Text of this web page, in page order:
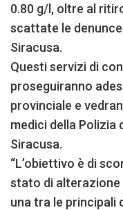
0.80 g/l, oltre al
scattate le
Siracusa.
Questi servizi di
proseguiranno
provinciale e
medici della Polizia
Siracusa.
“L’obiettivo è di
stato di
una tra le principali